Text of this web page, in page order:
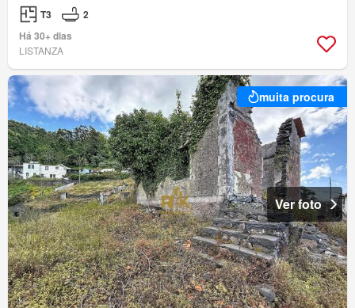
T3
2
Há 30+ dias
LISTANZA
muita procura
Ver foto